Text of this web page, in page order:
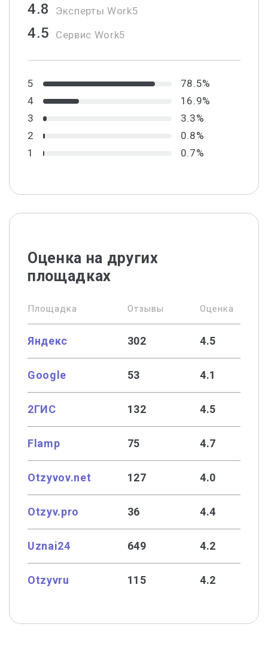
4.8
Эксперты Work5
4.5 Сервис Work5
5
78.5%
4
16.9%
3
3.3%
2
0.8%
1
0.7%
Оценка на других
площадках
Площадка Отзывы Оценка
Яндекс 302 4.5
Google 53 4.1
2ГИС 132 4.5
Flamp 75 4.7
Otzyvov.net 127 4.0
Otzyv.pro 36 4.4
Uznai24 649 4.2
Otzyvru 115 4.2